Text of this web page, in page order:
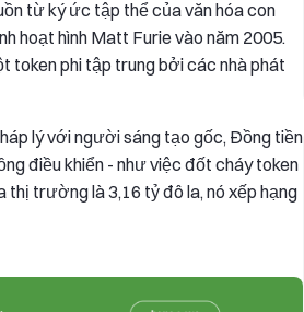
từ ký ức tập thể của văn hóa con
hoạt hình Matt Furie vào năm 2005.
token phi tập trung bởi các nhà phát
lý với người sáng tạo gốc, Đồng tiền
điều khiển - như việc đốt cháy token
thị trường là 3,16 tỷ đô la, nó xếp hạng